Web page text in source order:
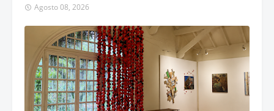
Agosto 08, 2026